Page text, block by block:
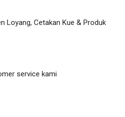
Loyang, Cetakan Kue & Produk
service kami